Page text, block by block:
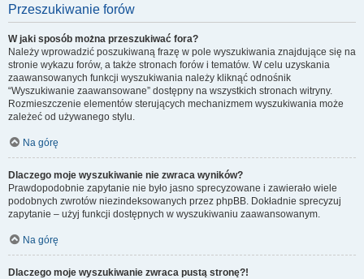
Przeszukiwanie forów
W jaki sposób można przeszukiwać fora?
Należy wprowadzić poszukiwaną frazę w pole wyszukiwania znajdujące się na
stronie wykazu forów, a także stronach forów i tematów. W celu uzyskania
zaawansowanych funkcji wyszukiwania należy kliknąć odnośnik
“Wyszukiwanie zaawansowane” dostępny na wszystkich stronach witryny.
Rozmieszczenie elementów sterujących mechanizmem wyszukiwania może
zależeć od używanego stylu.
Na górę
Dlaczego moje wyszukiwanie nie zwraca wyników?
Prawdopodobnie zapytanie nie było jasno sprecyzowane i zawierało wiele
podobnych zwrotów niezindeksowanych przez phpBB. Dokładnie sprecyzuj
zapytanie – użyj funkcji dostępnych w wyszukiwaniu zaawansowanym.
Na górę
Dlaczego moje wyszukiwanie zwraca pustą stronę?!